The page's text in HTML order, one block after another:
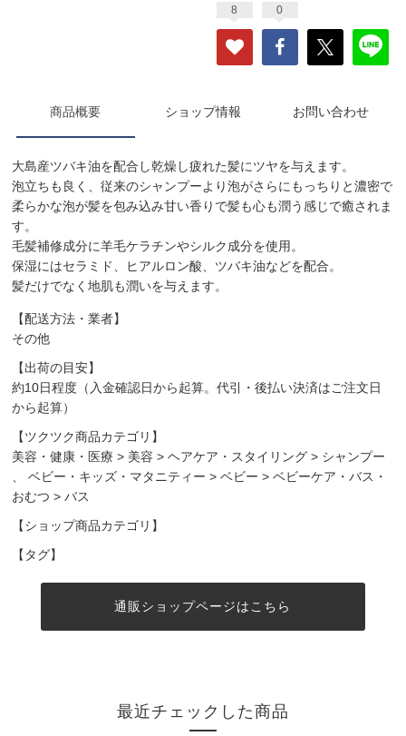
8 0
商品概要 ショップ情報 お問い合わせ
大島産ツバキ油を配合し乾燥し疲れた髪にツヤを与えます。
泡立ちも良く、従来のシャンプーより泡がさらにもっちりと濃密で
柔らかな泡が髪を包み込み甘い香りで髪も心も潤う感じで癒されま
す。
毛髪補修成分に羊毛ケラチンやシルク成分を使用。
保湿にはセラミド、ヒアルロン酸、ツバキ油などを配合。
髪だけでなく地肌も潤いを与えます。
【配送方法・業者】
その他
【出荷の目安】
約10日程度（入金確認日から起算。代引・後払い決済はご注文日
から起算）
【ツクツク商品カテゴリ】
美容・健康・医療 > 美容 >ヘアケア・スタイリング > シャンプー
、ベビー・キッズ・マタニティー >ベビー >ベビーケア・バス・
おむつ >バス
【ショップ商品カテゴリ】
【タグ】
通販ショップページはこちら
最近チェックした商品